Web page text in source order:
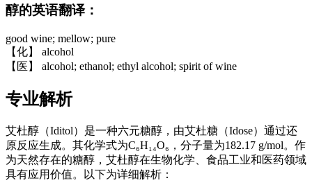
醇的英语翻译：
good wine; mellow; pure
【化】 alcohol
【医】 alcohol; ethanol; ethyl alcohol; spirit of wine
专业解析
艾杜醇（Iditol）是一种六元糖醇，由艾杜糖（Idose）通过还
原反应生成。其化学式为C₆H₁₄O₆，分子量为182.17 g/mol。作
为天然存在的糖醇，艾杜醇在生物化学、食品工业和医药领域
具有应用价值。以下为详细解析：